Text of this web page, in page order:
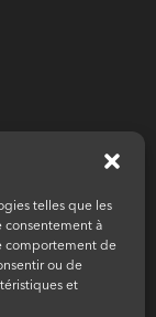
telles que les
consentement à
comportement de
ou de
et